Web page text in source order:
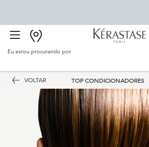
BUSCAR
Eu estou procurando por
Main content
VOLTAR TOP CONDICIONADORES